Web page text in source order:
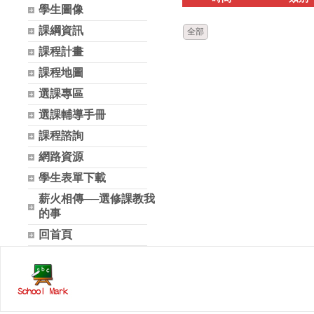
學生圖像
課綱資訊
課程計畫
課程地圖
選課專區
選課輔導手冊
課程諮詢
網路資源
學生表單下載
薪火相傳──選修課教我
的事
回首頁
全部